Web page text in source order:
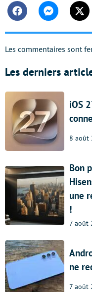
FacebookMessenger
Les commentaires sont
Les derniers
iOS
8 août
Bon
une
!
7 août
ne
7 août